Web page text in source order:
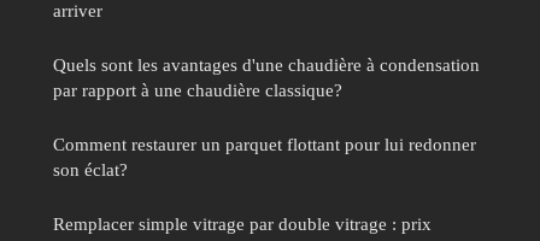
arriver
Quels sont les avantages d'une chaudière à condensation
par rapport à une chaudière classique?
Comment restaurer un parquet flottant pour lui redonner
son éclat?
Remplacer simple vitrage par double vitrage : prix